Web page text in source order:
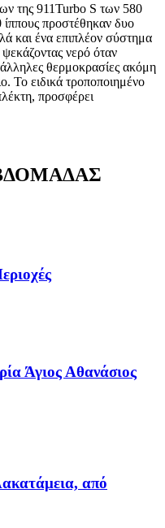
της 911Turbo S των 580
προστέθηκαν δυο
και ένα επιπλέον σύστημα
ψεκάζοντας νερό όταν
θερμοκρασίες ακόμη
Το ειδικά τροποποιημένο
προσφέρει
Άγιος Αθανάσιος
από